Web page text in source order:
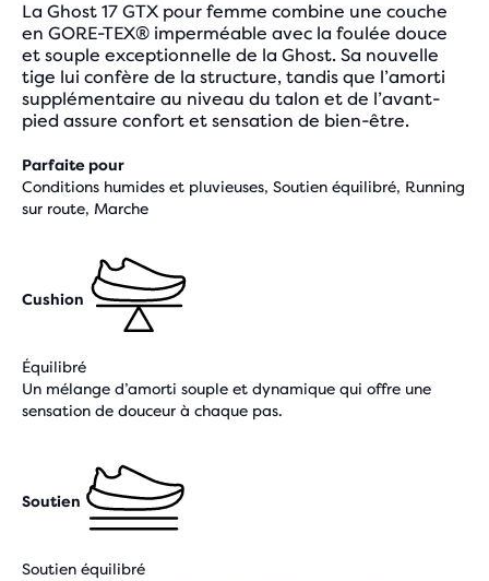
La Ghost 17 GTX pour femme combine une couche
en GORE-TEX® imperméable avec la foulée douce
et souple exceptionnelle de la Ghost. Sa nouvelle
tige lui confère de la structure, tandis que l’amorti
supplémentaire au niveau du talon et de l’avant-
pied assure confort et sensation de bien-être.
Parfaite pour
Conditions humides et pluvieuses, Soutien équilibré, Running
sur route, Marche
Cushion
Équilibré
Un mélange d’amorti souple et dynamique qui offre une
sensation de douceur à chaque pas.
Soutien
Soutien équilibré